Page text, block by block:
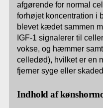
afgørende for normal
forhøjet koncentration i
blevet kædet sammen
IGF-1 signalerer til
vokse, og hæmmer
celledød), hvilket er en
fjerner syge eller
Indhold af